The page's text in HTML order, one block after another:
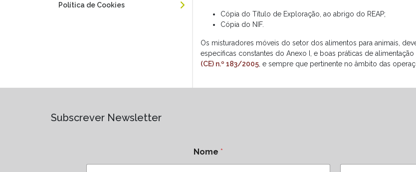
Política de Cookies
Cópia do Título de Exploração, ao abrigo do REAP;
Cópia do NIF.
Os misturadores móveis do setor dos alimentos para animais,
específicas constantes do Anexo I, e boas práticas de
(CE) n.º 183/2005 , e sempre que pertinente no âmbito das
Subscrever Newsletter
Nome *